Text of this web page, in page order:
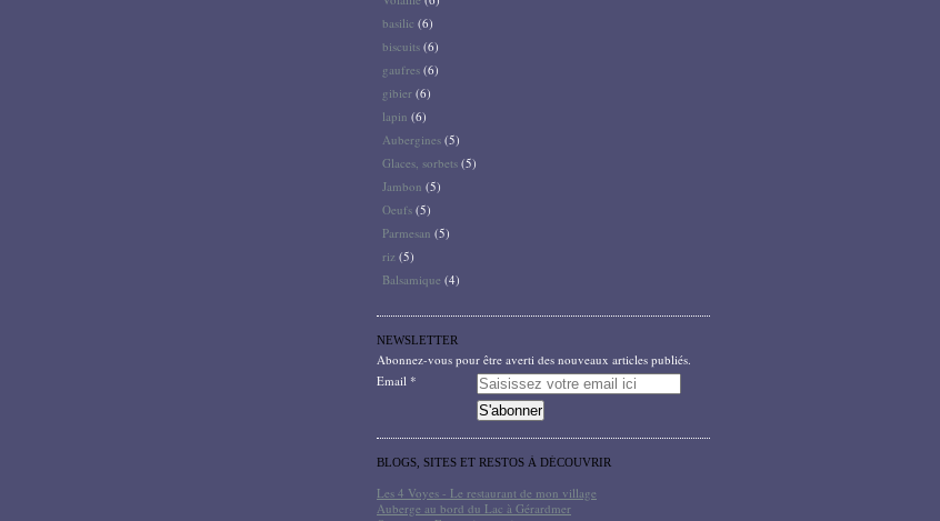
basilic (6)
biscuits (6)
gaufres (6)
gibier (6)
lapin (6)
Aubergines (5)
Glaces, sorbets (5)
Jambon (5)
Oeufs (5)
Parmesan (5)
riz (5)
Balsamique (4)
NEWSLETTER
Abonnez-vous pour être averti des nouveaux articles publiés.
Email
BLOGS, SITES ET RESTOS À DÉCOUVRIR
Les 4 Voyes - Le restaurant de mon village
Auberge au bord du Lac à Gérardmer